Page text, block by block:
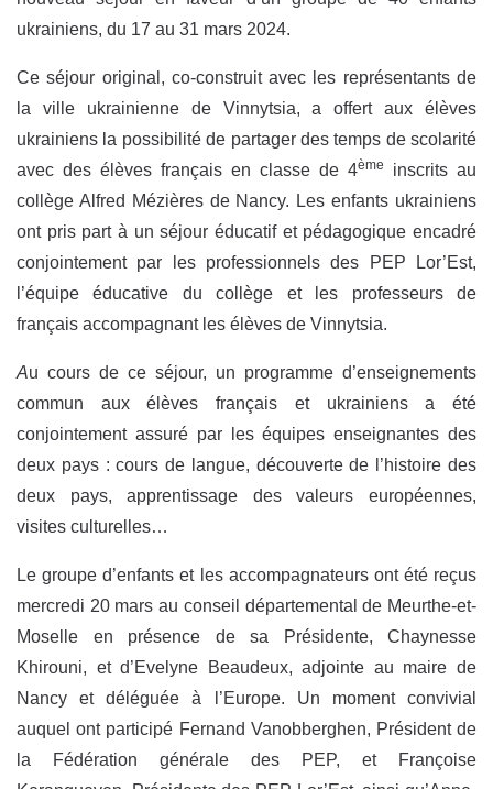
ukrainiens, du 17 au 31 mars 2024.
Ce séjour original, co-construit avec les représentants de
la ville ukrainienne de Vinnytsia, a offert aux élèves
ukrainiens la possibilité de partager des temps de scolarité
avec des élèves français en classe de 4ème
inscrits au
collège Alfred Mézières de Nancy. Les enfants ukrainiens
ont pris part à un séjour éducatif et pédagogique encadré
conjointement par les professionnels des PEP Lor’Est,
l’équipe éducative du collège et les professeurs de
français accompagnant les élèves de Vinnytsia.
Au cours de ce séjour, un programme d’enseignements
commun aux élèves français et ukrainiens a été
conjointement assuré par les équipes enseignantes des
deux pays : cours de langue, découverte de l’histoire des
deux pays, apprentissage des valeurs européennes,
visites culturelles…
Le groupe d’enfants et les accompagnateurs ont été reçus
mercredi 20 mars au conseil départemental de Meurthe-et-
Moselle en présence de sa Présidente, Chaynesse
Khirouni, et d’Evelyne Beaudeux, adjointe au maire de
Nancy et déléguée à l’Europe. Un moment convivial
auquel ont participé Fernand Vanobberghen, Président de
la Fédération générale des PEP, et Françoise